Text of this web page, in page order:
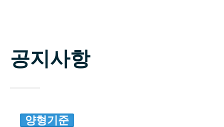
상담신청
공지사항
양형기준